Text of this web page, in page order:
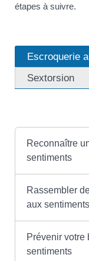
étapes à suivre.
Escroquerie
Sextorsion
Reconnaître
sentiments
Rassembler
aux sentiments
Prévenir votre
sentiments